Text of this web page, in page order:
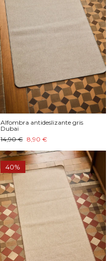
Alfombra antideslizante gris
Dubai
14,90 € 8,90 €
40%